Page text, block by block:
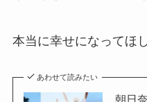
本当に幸せになってほ
あわせて読みたい
朝日